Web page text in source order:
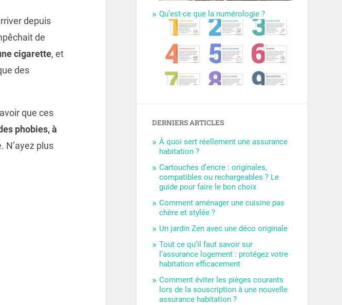
depuis
de
cigarette, et
des
que ces
phobies, à
N’ayez plus
Qu’est-ce que la numérologie ?
DERNIERS ARTICLES
À quoi sert réellement une assurance
habitation ?
Cartouches d’encre : originales,
compatibles ou rechargeables ? Le
guide pour faire le bon choix
Comment aménager une cuisine pas
chère et stylée ?
Un jardin Zen avec une déco originale
Tout ce qu’il faut savoir sur
l’assurance logement : protégez votre
habitation efficacement
Comment éviter les pièges courants
lors de la souscription à une nouvelle
assurance habitation ?